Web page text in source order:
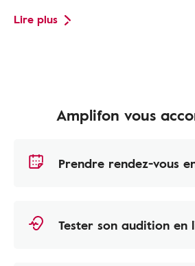
Lire plus
Amplifon vous
Prendre rendez-vous
Tester son audition en